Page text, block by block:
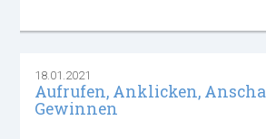
18.01.2021
Aufrufen, Anklicken,
Gewinnen